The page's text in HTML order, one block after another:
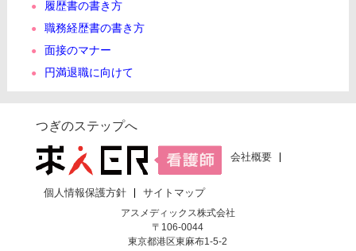
履歴書の書き方
職務経歴書の書き方
面接のマナー
円満退職に向けて
つぎのステップへ
会社概要
個人情報保護方針
サイトマップ
アスメディックス株式会社
〒106-0044
東京都港区東麻布1-5-2